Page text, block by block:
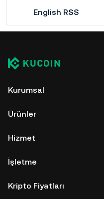
English RSS
Kurumsal
Ürünler
Hizmet
İşletme
Kripto Fiyatları